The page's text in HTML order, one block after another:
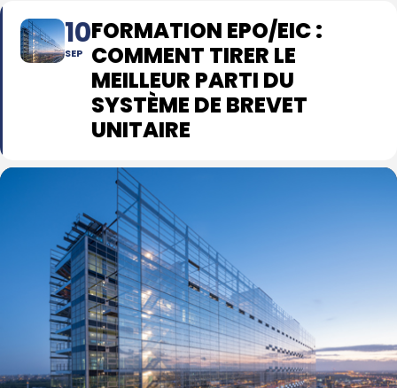
10
SEP
FORMATION EPO/EIC :
COMMENT TIRER LE
MEILLEUR PARTI DU
SYSTÈME DE BREVET
UNITAIRE